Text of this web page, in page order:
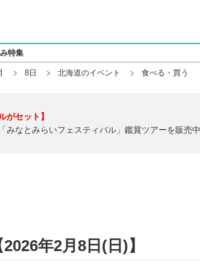
特集
8日 北海道のイベント 食べる・買う
がセット】
みなとみらいフェスティバル」鑑賞ツアーを販売中
年2月8日(日)】